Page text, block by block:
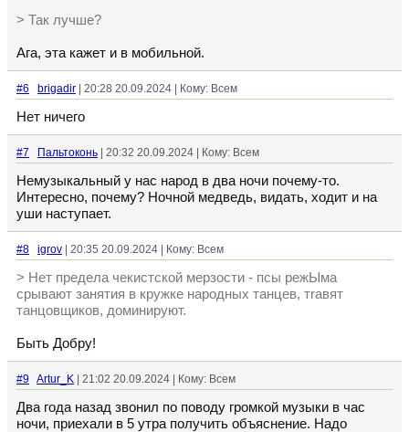
> Так лучше?
Ага, эта кажет и в мобильной.
#6 brigadir | 20:28 20.09.2024 | Кому: Всем
Нет ничего
#7 Пальтоконь | 20:32 20.09.2024 | Кому: Всем
Немузыкальный у нас народ в два ночи почему-то.
Интересно, почему? Ночной медведь, видать, ходит и на
уши наступает.
#8 igrov | 20:35 20.09.2024 | Кому: Всем
> Нет предела чекистской мерзости - псы режЫма
срывают занятия в кружке народных танцев, тrавят
танцовщиков, доминируют.
Быть Добру!
#9 Artur_K | 21:02 20.09.2024 | Кому: Всем
Два года назад звонил по поводу громкой музыки в час
ночи, приехали в 5 утра получить объяснение. Надо